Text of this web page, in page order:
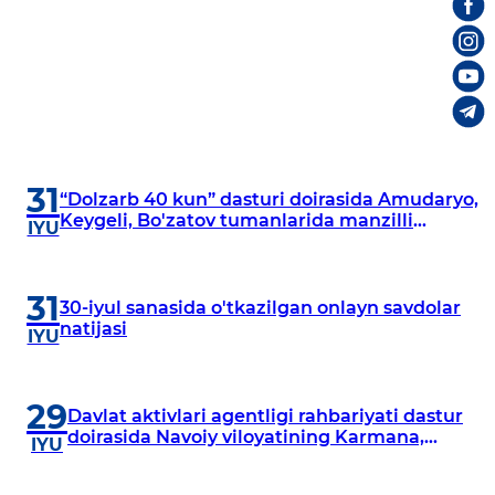
31
IYU
“Dolzarb 40 kun” dasturi doirasida Amudaryo,
Keygeli, Bo'zatov tumanlarida manzilli
31
IYU
30-iyul sanasida o'tkazilgan onlayn savdolar
natijasi
29
IYU
Davlat aktivlari agentligi rahbariyati dastur
doirasida Navoiy viloyatining Karmana,